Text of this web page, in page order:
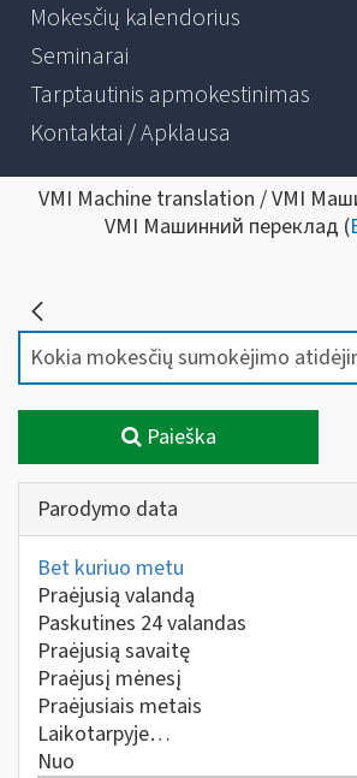
Mokesčių kalendorius
Seminarai
Tarptautinis apmokestinimas
Kontaktai / Apklausa
VMI Machine translation / VMI
VMI Машинний переклад (
Paieška
Parodymo data
Bet kuriuo metu
Praėjusią valandą
Paskutines 24 valandas
Praėjusią savaitę
Praėjusį mėnesį
Praėjusiais metais
Laikotarpyje…
Nuo